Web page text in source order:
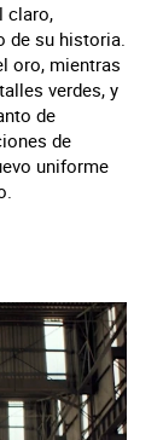
claro,
de su historia.
oro, mientras
verdes, y
de
de
uniforme